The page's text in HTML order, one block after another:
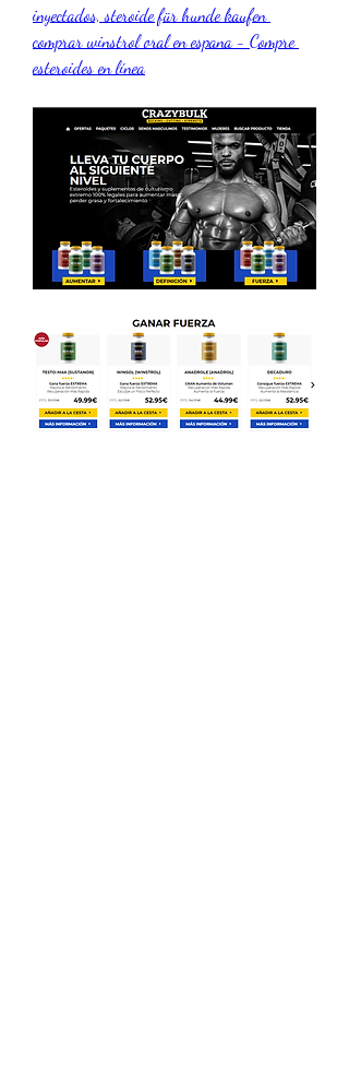
inyectados, steroide für hunde kaufen
comprar winstrol oral en espana - Compre
esteroides en línea